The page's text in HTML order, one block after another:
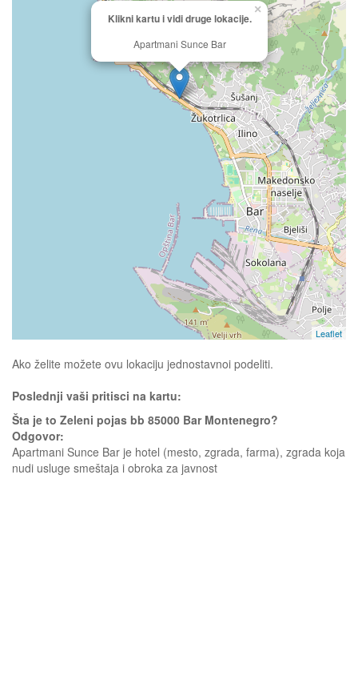
Klikni kartu i vidi druge lokacije.
Apartmani Sunce Bar
×
Leaflet
Ako želite možete ovu lokaciju jednostavnoi podeliti.
Poslednji vaši pritisci na kartu:
Šta je to Zeleni pojas bb 85000 Bar Montenegro?
Odgovor:
Apartmani Sunce Bar je hotel (mesto, zgrada, farma), zgrada koja
nudi usluge smeštaja i obroka za javnost